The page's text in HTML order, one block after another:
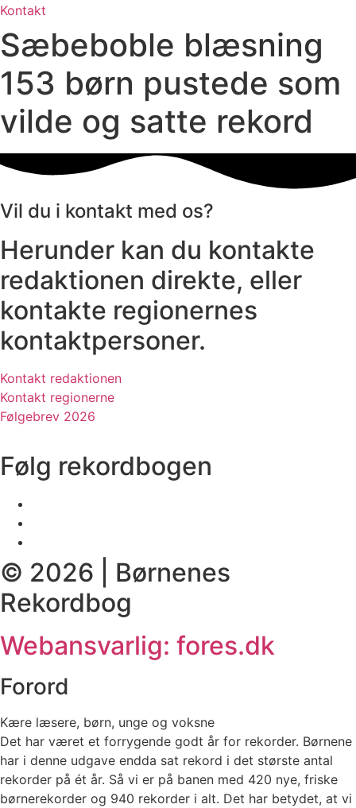
Kontakt
Sæbeboble blæsning
153 børn pustede som
vilde og satte rekord
Vil du i kontakt med os?
Herunder kan du kontakte
redaktionen direkte, eller
kontakte regionernes
kontaktpersoner.
Kontakt redaktionen
Kontakt regionerne
Følgebrev 2026
Følg rekordbogen
© 2026 | Børnenes
Rekordbog
Webansvarlig: fores.dk
Forord
Kære læsere, børn, unge og voksne
Det har været et forrygende godt år for rekorder. Børnene
har i denne udgave endda sat rekord i det største antal
rekorder på ét år. Så vi er på banen med 420 nye, friske
børnerekorder og 940 rekorder i alt. Det har betydet, at vi